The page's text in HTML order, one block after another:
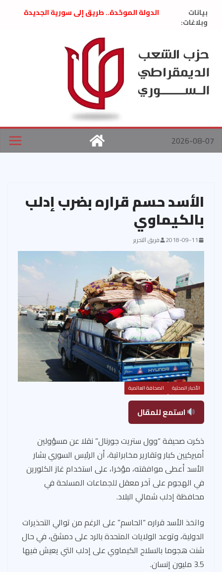
بيانات
وبلاغات:
الدولة الموحّدة.. طريق إلى سورية الجديدة
العام السابق لحزب الاتحاد الاشتراكي العربي
الديمقراطي
بلاغ صادر عن اجتماع اللجنة المركزية نيسان
2026
الحرب الأمريكية الإسرائيلية على نظام الملالي
في إيران .. بيان من حزب الشعب الديمقراطي
السوري
2026-08-07
الأسد حسم قراره بضرب إدلب
بالكيماوي
2018-09-11 فريق التحرير
الأخبار المحلية الصحافة العالمية
استمع للمقال
ذكرت صحيفة “وول ستريت جورنال” نقلا عن مسؤولين
أميركيين كبار وتقارير مخابراتية، أن الرئيس السوري بشار
الأسد أعطى موافقته، مؤخرا، على استخدام غاز الكلورين
في الهجوم على آخر معقل للجماعات المسلحة في
محافظة إدلب شمالي البلاد.
واتخذ الأسد قراره “الحاسم” على الرغم من توالي التحذيرات
الدولية، وتوعد الولايات المتحدة بالرد على دمشق، في حال
شنت هجوما بالسلاح الكيماوي على إدلب التي يعيش فيها
3.5 مليون إنسان.